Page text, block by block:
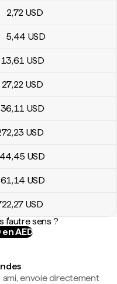
2,72 USD
5,44 USD
13,61 USD
27,22 USD
,11 USD
,23 USD
,45 USD
,14 USD
,27 USD
l'autre sens ?
AED
envoie directement